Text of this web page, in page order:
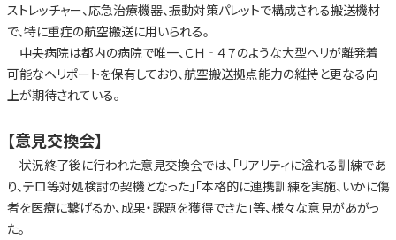
ストレッチャー、応急治療機器、振動対策パレットで構成される搬送機材
で、特に重症の航空搬送に用いられる。
中央病院は都内の病院で唯一、ＣＨ‐４７のような大型ヘリが離発着
可能なヘリポートを保有しており、航空搬送拠点能力の維持と更なる向
上が期待されている。
【意見交換会】
状況終了後に行われた意見交換会では、「リアリティに溢れる訓練であ
り、テロ等対処検討の契機となった」「本格的に連携訓練を実施、いかに傷
者を医療に繋げるか、成果・課題を獲得できた」等、様々な意見があがっ
た。